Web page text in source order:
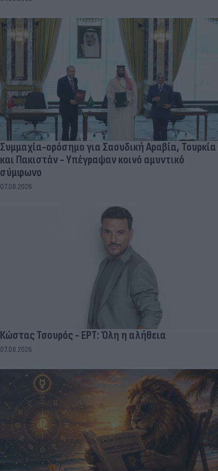
Συμμαχία-ορόσημο για Σαουδική Αραβία, Τουρκία
και Πακιστάν - Υπέγραψαν κοινό αμυντικό
σύμφωνο
07.08.2026
Κώστας Τσουρός - ΕΡΤ: Όλη η αλήθεια
07.08.2026